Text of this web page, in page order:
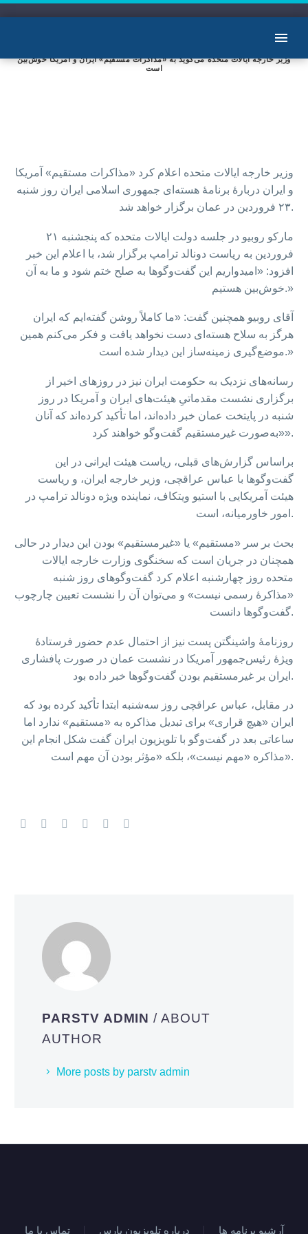
وزیر خارجه ایالات متحده می‌گوید به «مذاکرات مستقیم» ایران و آمریکا خوش‌بین
است
وزیر خارجه ایالات متحده اعلام کرد «مذاکرات مستقیم» آمریکا
و ایران دربارۀ برنامۀ هسته‌ای جمهوری اسلامی ایران روز شنبه
۲۳ فروردین در عمان برگزار خواهد شد.
مارکو روبیو در جلسه دولت ایالات متحده که پنجشنبه ۲۱
فروردین به ریاست دونالد ترامپ برگزار شد، با اعلام این خبر
افزود: «امیدواریم این گفت‌وگوها به صلح ختم شود و ما به آن
خوش‌بین هستیم.»
آقای روبیو همچنین گفت: «ما کاملاً روشن گفته‌ایم که ایران
هرگز به سلاح هسته‌ای دست نخواهد یافت و فکر می‌کنم همین
موضع‌گیری زمینه‌ساز این دیدار شده است.»
رسانه‌های نزدیک به حکومت ایران نیز در روزهای اخیر از
برگزاری نشست مقدماتیِ هیئت‌های ایران و آمریکا در روز
شنبه در پایتخت عمان خبر داده‌اند، اما تأکید کرده‌اند که آنان
«به‌صورت غیرمستقیم گفت‌وگو خواهند کرد».
براساس گزارش‌های قبلی، ریاست هیئت ایرانی در این
گفت‌وگوها با عباس عراقچی، وزیر خارجه ایران، و ریاست
هیئت آمریکایی با استیو ویتکاف، نماینده ویژه دونالد ترامپ در
امور خاورمیانه، است.
بحث بر سر «مستقیم» یا «غیرمستقیم» بودن این دیدار در حالی
همچنان در جریان است که سخنگوی وزارت خارجه ایالات
متحده روز چهارشنبه اعلام کرد گفت‌وگوهای روز شنبه
«مذاکرۀ رسمی نیست» و می‌توان آن را نشست تعیین چارچوب
گفت‌وگوها دانست.
روزنامۀ واشینگتن پست نیز از احتمال عدم حضور فرستادهٔ
ویژهٔ رئیس‌جمهور آمریکا در نشست عمان در صورت پافشاری
ایران بر غیرمستقیم بودن گفت‌وگوها خبر داده بود.
در مقابل، عباس عراقچی روز سه‌شنبه ابتدا تأکید کرده بود که
ایران «هیچ قراری» برای تبدیل مذاکره به «مستقیم» ندارد اما
ساعاتی بعد در گفت‌وگو با تلویزیون ایران گفت شکل انجام این
مذاکره «مهم نیست»، بلکه «مؤثر بودن آن مهم است».
PARSTV ADMIN/ ABOUT
AUTHOR
More posts by parstv admin
تماس با ما درباره تلویزیون پارس آرشیو برنامه ها